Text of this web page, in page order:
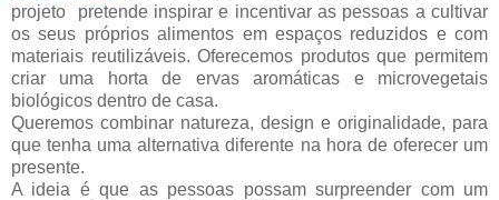
projeto pretende inspirar e incentivar as pessoas a cultivar
os seus próprios alimentos em espaços reduzidos e com
materiais reutilizáveis. Oferecemos produtos que permitem
criar uma horta de ervas aromáticas e microvegetais
biológicos dentro de casa.
Queremos combinar natureza, design e originalidade, para
que tenha uma alternativa diferente na hora de oferecer um
presente.
A ideia é que as pessoas possam surpreender com um